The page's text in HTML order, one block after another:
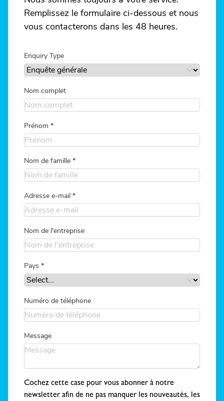
Remplissez le formulaire ci-dessous et nous
vous contacterons dans les 48 heures.
Enquiry Type
Nom complet
Prénom *
Nom de famille *
Adresse e-mail *
Nom de l'entreprise
Pays *
Numéro de téléphone
Message
Cochez cette case pour vous abonner à notre
newsletter afin de ne pas manquer les nouveautés, les